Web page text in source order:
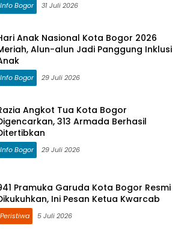
Info Bogor 31 Juli 2026
Anak Nasional Kota Bogor 2026
Alun-alun Jadi Panggung Inklusi
Info Bogor 29 Juli 2026
Angkot Tua Kota Bogor
313 Armada Berhasil
Info Bogor 29 Juli 2026
Pramuka Garuda Kota Bogor Resmi
Ini Pesan Ketua Kwarcab
Peristiwa 5 Juli 2026